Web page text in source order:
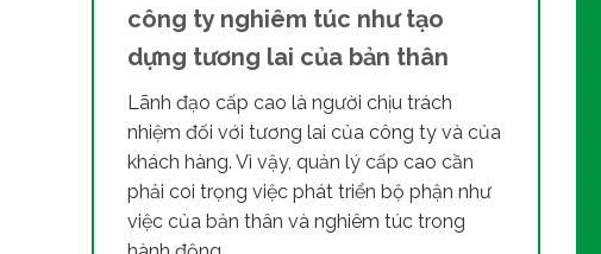
công ty nghiêm túc như tạo
dựng tương lai của bản thân
Lãnh đạo cấp cao là người chịu trách
nhiệm đối với tương lai của công ty và của
khách hàng. Vì vậy, quản lý cấp cao cần
phải coi trọng việc phát triển bộ phận như
việc của bản thân và nghiêm túc trong